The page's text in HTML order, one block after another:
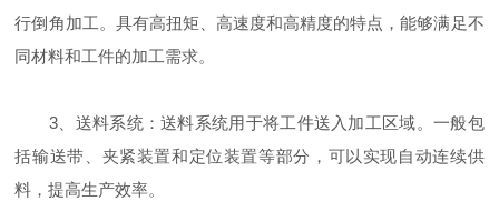
行倒角加工。具有高扭矩、高速度和高精度的特点，能够满足不
同材料和工件的加工需求。
3、送料系统：送料系统用于将工件送入加工区域。一般包
括输送带、夹紧装置和定位装置等部分，可以实现自动连续供
料，提高生产效率。